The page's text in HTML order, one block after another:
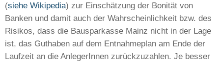
(siehe Wikipedia) zur Einschätzung der Bonität von
Banken und damit auch der Wahrscheinlichkeit bzw. des
Risikos, dass die Bausparkasse Mainz nicht in der Lage
ist, das Guthaben auf dem Entnahmeplan am Ende der
Laufzeit an die AnlegerInnen zurückzuzahlen. Je besser